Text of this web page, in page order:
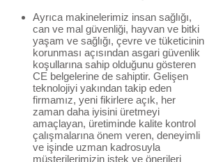
Ayrıca makinelerimiz insan sağlığı,
can ve mal güvenliği, hayvan ve bitki
yaşam ve sağlığı, çevre ve tüketicinin
korunması açısından asgari güvenlik
koşullarına sahip olduğunu gösteren
CE belgelerine de sahiptir. Gelişen
teknolojiyi yakından takip eden
firmamız, yeni fikirlere açık, her
zaman daha iyisini üretmeyi
amaçlayan, üretiminde kalite kontrol
çalışmalarına önem veren, deneyimli
ve işinde uzman kadrosuyla
müşterilerimizin istek ve önerileri